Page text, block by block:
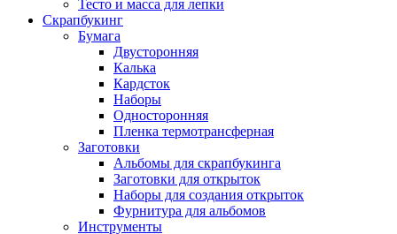
Тесто и масса для лепки
Скрапбукинг
Бумага
Двусторонняя
Калька
Кардсток
Наборы
Односторонняя
Пленка термотрансферная
Заготовки
Альбомы для скрапбукинга
Заготовки для открыток
Наборы для создания открыток
Фурнитура для альбомов
Инструменты